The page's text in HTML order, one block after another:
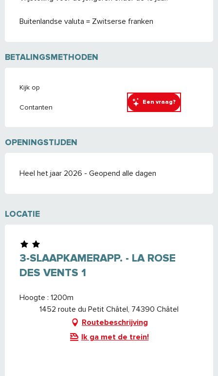
Een vraag?
Buitenlandse valuta = Zwitserse franken
BETALINGSMETHODEN
Kijk op
Contanten
OPENINGSTIJDEN
Heel het jaar 2026 - Geopend alle dagen
LOCATIE
3-SLAAPKAMERAPP. - LA ROSE
DES VENTS 1
Hoogte : 1200m
1452 route du Petit Châtel, 74390 Châtel
Routebeschrijving
Ik ga met de trein!